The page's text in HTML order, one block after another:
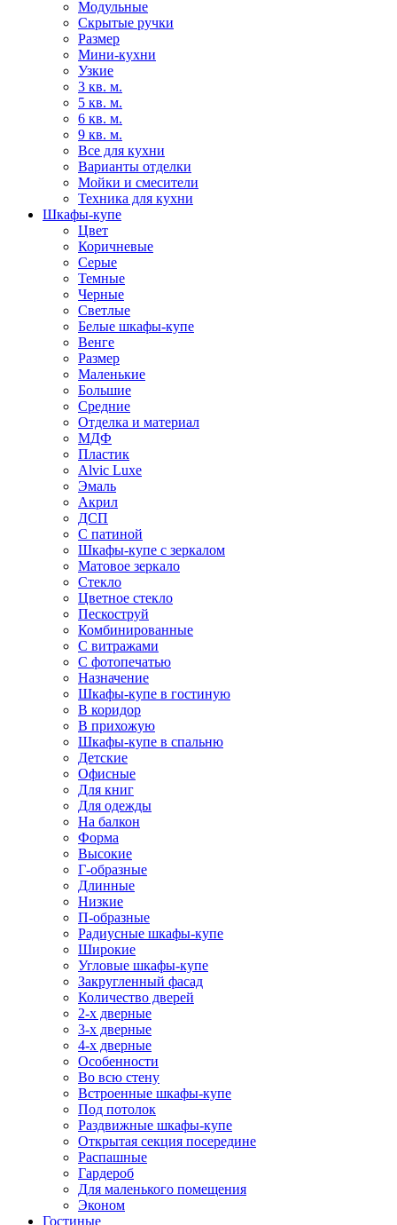
Модульные
Скрытые ручки
Размер
Мини-кухни
Узкие
3 кв. м.
5 кв. м.
6 кв. м.
9 кв. м.
Все для кухни
Варианты отделки
Мойки и смесители
Техника для кухни
Шкафы-купе
Цвет
Коричневые
Серые
Темные
Черные
Светлые
Белые шкафы-купе
Венге
Размер
Маленькие
Большие
Средние
Отделка и материал
МДФ
Пластик
Alvic Luxe
Эмаль
Акрил
ДСП
С патиной
Шкафы-купе с зеркалом
Матовое зеркало
Стекло
Цветное стекло
Пескоструй
Комбинированные
С витражами
С фотопечатью
Назначение
Шкафы-купе в гостиную
В коридор
В прихожую
Шкафы-купе в спальню
Детские
Офисные
Для книг
Для одежды
На балкон
Форма
Высокие
Г-образные
Длинные
Низкие
П-образные
Радиусные шкафы-купе
Широкие
Угловые шкафы-купе
Закругленный фасад
Количество дверей
2-х дверные
3-х дверные
4-х дверные
Особенности
Во всю стену
Встроенные шкафы-купе
Под потолок
Раздвижные шкафы-купе
Открытая секция посередине
Распашные
Гардероб
Для маленького помещения
Эконом
Гостиные